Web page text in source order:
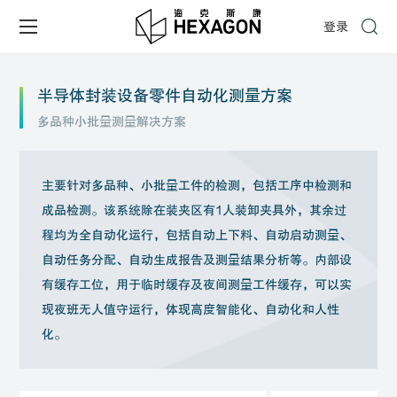
登录
半导体封装设备零件自动化测量方案
多品种小批量测量解决方案
主要针对多品种、小批量工件的检测，包括工序中检测和
成品检测。该系统除在装夹区有1人装卸夹具外，其余过
程均为全自动化运行，包括自动上下料、自动启动测量、
自动任务分配、自动生成报告及测量结果分析等。内部设
有缓存工位，用于临时缓存及夜间测量工件缓存，可以实
现夜班无人值守运行，体现高度智能化、自动化和人性
化。